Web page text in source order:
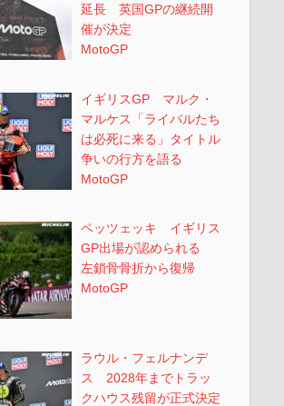
延長 英国GPの継続開
催が決定
MotoGP
イギリスGP マルク・
マルケス「ライバルたち
は必死に来る」タイトル
争いの行方を語る
MotoGP
ベッツェッキ イギリス
GP出場が認められる
左鎖骨骨折から復帰
MotoGP
ラウル・フェルナンデ
ス 2028年までトラッ
クハウス残留が正式決定